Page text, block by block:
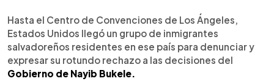
► Escuchar artículo
Hasta el Centro de Convenciones de Los Ángeles,
Estados Unidos llegó un grupo de inmigrantes
salvadoreños residentes en ese país para denunciar y
expresar su rotundo rechazo a las decisiones del
Gobierno de Nayib Bukele.